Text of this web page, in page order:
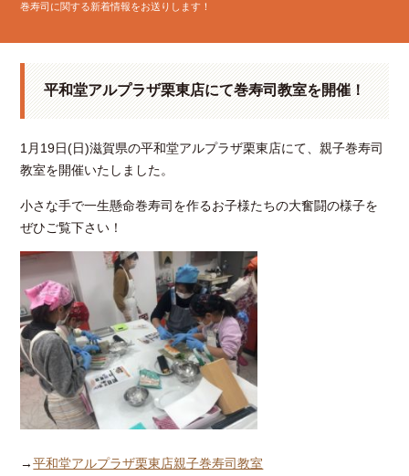
巻寿司に関する新着情報をお送りします！
平和堂アルプラザ栗東店にて巻寿司教室を開催！
1月19日(日)滋賀県の平和堂アルプラザ栗東店にて、親子巻寿司
教室を開催いたしました。
小さな手で一生懸命巻寿司を作るお子様たちの大奮闘の様子を
ぜひご覧下さい！
→平和堂アルプラザ栗東店親子巻寿司教室